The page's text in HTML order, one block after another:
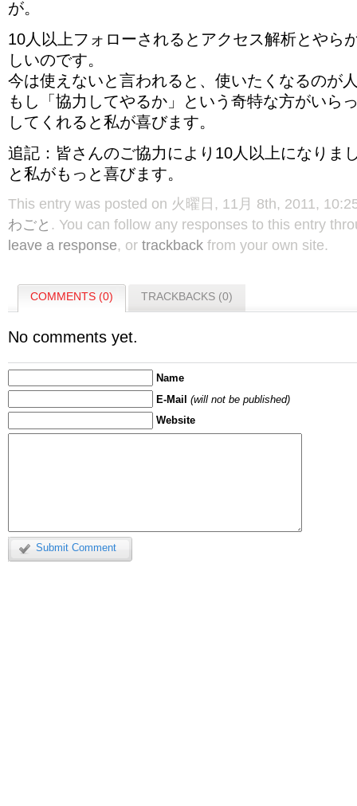
が。
10人以上フォローされるとアクセス解析とやら
しいのです。
今は使えないと言われると、使いたくなるのが
もし「協力してやるか」という奇特な方がいら
してくれると私が喜びます。
追記：皆さんのご協力により10人以上になりま
と私がもっと喜びます。
This entry was posted on 火曜日, 11月 8th, 2011,
わごと . You can follow any responses to this entry
leave a response, or trackback from your own site.
COMMENTS (0) TRACKBACKS (0)
No comments yet.
Name
E-Mail(will not be published)
Website
Submit Comment